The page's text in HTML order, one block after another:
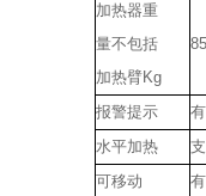
加热器重
量不包括
加热臂Kg
85
报警提示
有
水平加热
可移动
有